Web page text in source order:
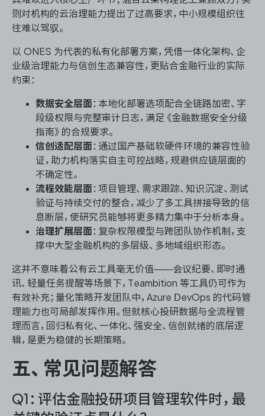
则对机构的云治理能力提出了过高要求，中小规模组织往
往难以驾驭。
以 ONES 为代表的私有化部署方案，凭借一体化架构、企
业级治理能力与信创生态兼容性，更贴合金融行业的实际
约束：
数据安全层面：本地化部署选项配合全链路加密、字
段级权限与完整审计日志，满足《金融数据安全分级
指南》的合规要求。
信创适配层面：通过国产基础软硬件环境的兼容性验
证，助力机构落实自主可控战略，规避供应链层面的
不确定性。
流程效能层面：项目管理、需求跟踪、知识沉淀、测试
验证与持续交付的整合，减少了多工具拼接导致的信
息断层，使研究员能够将更多精力集中于分析本身。
治理扩展层面：复杂权限模型与跨团队协作机制，支
撑中大型金融机构的多层级、多地域组织形态。
这并不意味着公有云工具毫无价值——会议纪要、即时通
讯、轻量任务提醒等场景下，Teambition 等工具仍可作为
有效补充；量化策略开发团队中，Azure DevOps 的代码管
理能力也可局部发挥作用。但就核心投研数据与全流程管
理而言，回归私有化、一体化、强安全、信创就绪的底层逻
辑，是更为稳健的长期策略。
五、常见问题解答
Q1：评估金融投研项目管理软件时，最